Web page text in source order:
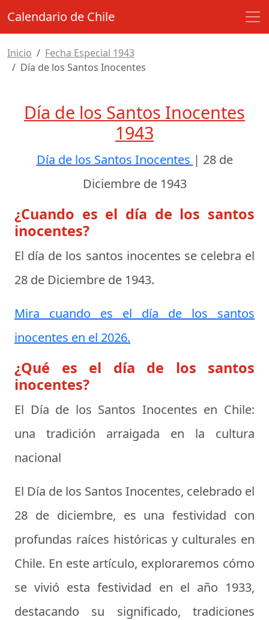
Calendario de Chile
Inicio
Fecha Especial 1943
Día de los Santos Inocentes
Día de los Santos Inocentes
1943
Día de los Santos Inocentes | 28 de
Diciembre de 1943
¿Cuando es el día de los santos
inocentes?
El día de los santos inocentes se celebra el
28 de Diciembre de 1943.
Mira cuando es el día de los santos
inocentes en el 2026.
¿Qué es el día de los santos
inocentes?
El Día de los Santos Inocentes en Chile:
una tradición arraigada en la cultura
nacional
El Día de los Santos Inocentes, celebrado el
28 de diciembre, es una festividad con
profundas raíces históricas y culturales en
Chile. En este artículo, exploraremos cómo
se vivió esta festividad en el año 1933,
destacando su significado, tradiciones